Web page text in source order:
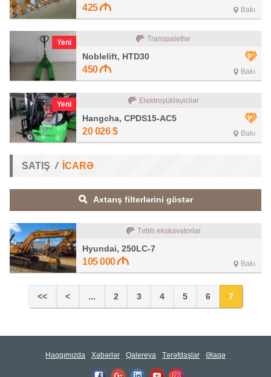
425 Bakı
Yeni Transpaletlər
Noblelift, HTD30
450 Bakı
Yeni Elektroyükləyicilər
Hangcha, CPDS15-AC5
20 026 $ Bakı
SATIŞ İCARƏ
Axtarış filterlərini göstər
Tırtıllı ekskavatorlar
Hyundai, 250LC-7
105 000 Bakı
<< < ... 2 3 4 5 6 7
Haqqımızda Xəbərlər Qalereya Tərəfdaşlar Əlaqə